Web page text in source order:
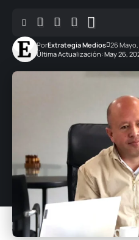
Última Actualización: May 26,
PorExtrategia Medios 26